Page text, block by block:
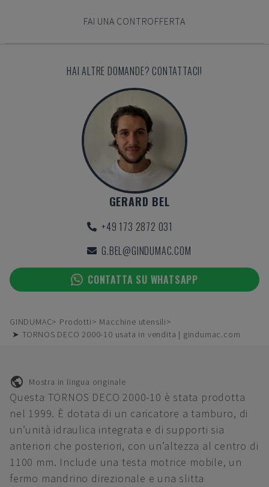
FAI UNA CONTROFFERTA
HAI ALTRE DOMANDE? CONTATTACI!
GERARD BEL
+49 173 2872 031
G.BEL@GINDUMAC.COM
CONTATTA SU WHATSAPP
GINDUMAC Prodotti
Macchine utensili
➤ TORNOS DECO 2000-10 usata in vendita | gindumac.com
Mostra in lingua originale
Questa TORNOS DECO 2000-10 è stata prodotta
nel 1999. È dotata di un caricatore a tamburo, di
un’unità idraulica integrata e di supporti sia
anteriori che posteriori, con un’altezza al centro di
1100 mm. Include una testa motrice mobile, un
fermo mandrino direzionale e una slitta